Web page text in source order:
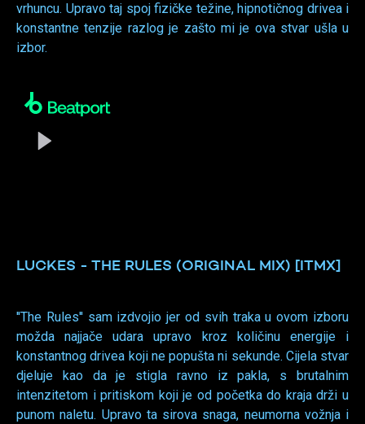
vrhuncu. Upravo taj spoj fizičke težine, hipnotičnog drivea i
konstantne tenzije razlog je zašto mi je ova stvar ušla u
izbor.
LUCKES - THE RULES (ORIGINAL MIX) [ITMX]
''The Rules'' sam izdvojio jer od svih traka u ovom izboru
možda najjače udara upravo kroz količinu energije i
konstantnog drivea koji ne popušta ni sekunde. Cijela stvar
djeluje kao da je stigla ravno iz pakla, s brutalnim
intenzitetom i pritiskom koji je od početka do kraja drži u
punom naletu. Upravo ta sirova snaga, neumorna vožnja i